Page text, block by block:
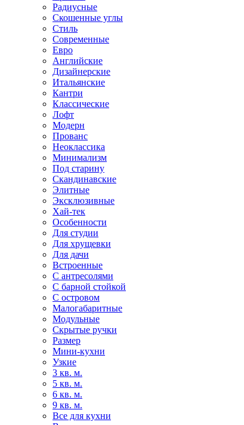
Радиусные
Скошенные углы
Стиль
Современные
Евро
Английские
Дизайнерские
Итальянские
Кантри
Классические
Лофт
Модерн
Прованс
Неоклассика
Минимализм
Под старину
Скандинавские
Элитные
Эксклюзивные
Хай-тек
Особенности
Для студии
Для хрущевки
Для дачи
Встроенные
С антресолями
С барной стойкой
С островом
Малогабаритные
Модульные
Скрытые ручки
Размер
Мини-кухни
Узкие
3 кв. м.
5 кв. м.
6 кв. м.
9 кв. м.
Все для кухни